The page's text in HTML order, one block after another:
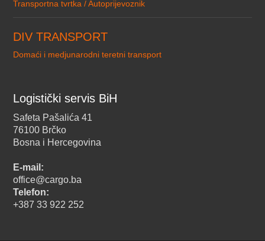
Transportna tvrtka / Autoprijevoznik
DIV TRANSPORT
Domaći i medjunarodni teretni transport
Logistički servis BiH
Safeta Pašalića 41
76100 Brčko
Bosna i Hercegovina
E-mail:
office@cargo.ba
Telefon:
+387 33 922 252